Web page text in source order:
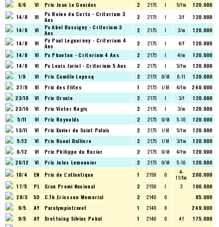
6/6 VI Prix Jean Le Gonidec 2 2175 I 5/fm
120.000
14/8
VI Px Reine du Corta - Criterium 3
Ans 2 2175 I 3/f
120.000
14/8
VI Px Abel Bassigny - Criterium 3
Ans 2 2175 I 3/m
120.000
14/8
VI Px Paul Leguerney - Criterium 4
Ans 2 2175 I 4/f
120.000
14/8
VI Px Phaeton - Criterium 4 Ans 2 2175 I 4/m
120.000
14/8
VI Px Louis Jariel - Criterium 5 Ans 2 2175 I 5/fm
120.000
1/9
VI Prix Camille Lepecq 2 2175 O/M 6-11
120.000
27/9
VI Prix des Elites 1 2175 I/M 4/fm
240.000
23/10
VI Prix Uranie 2 2175 I 3/f
120.000
23/10
VI Prix Victor Regis 2 2175 I 3/m
120.000
5/11
VI Prix Reynolds 2 2175 O/M 5-10
120.000
13/11
VI Prix Xavier de Saint Palais 2 2175 I/M 5/fm
120.000
5/12
VI Prix Raoul Balliere 2 2175 I/M 3/fm
120.000
6/12
VI Prix Philippe du Rozier 2 2175 O/M 4/fm
120.000
26/12
VI Prix Jules Lemonnier 2 2175 O/M 5-10
120.000
18/4
EN Prix de L'atlantique 1 2150 O 4-
11/fm
200.000
17/5
PL Gran Premi Nacional 2 2150 I 3
100.000
28/3
SO C.Th.Ericsson Memorial 2 2140 O
85.000
9/5
AY Paralympiatravet 1 2140 O
249.000
9/5
AY Drottning Silvias Pokal 1 2140 O 4 f
175.000